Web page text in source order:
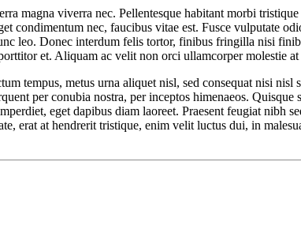
magna viverra nec. Pellentesque habitant morbi tristique
condimentum nec, faucibus vitae est. Fusce vulputate
leo. Donec interdum felis tortor, finibus fringilla nisi
et. Aliquam ac velit non orci ullamcorper molestie
tempus, metus urna aliquet nisl, sed consequat nisi nisl
per conubia nostra, per inceptos himenaeos.
eget dapibus diam laoreet. Praesent feugiat nibh
erat at hendrerit tristique, enim velit luctus dui, in